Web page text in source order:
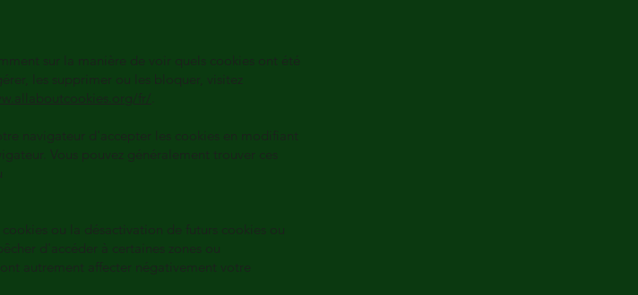
sur la manière de voir quels cookies ont été
les supprimer ou les bloquer, visitez
fr/
navigateur d'accepter les cookies en modifiant
Vous pouvez généralement trouver ces
ou la désactivation de futurs cookies ou
d'accéder à certaines zones ou
autrement affecter négativement votre